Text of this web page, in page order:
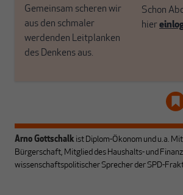
Gemeinsam scheren wir
aus den schmaler
werdenden Leitplanken
des Denkens aus.
Schon
hier
Arno Gottschalk ist Diplom-Ökonom und u.a.
Bürgerschaft, Mitglied des Haushalts- und
wissenschaftspolitischer Sprecher der SPD-